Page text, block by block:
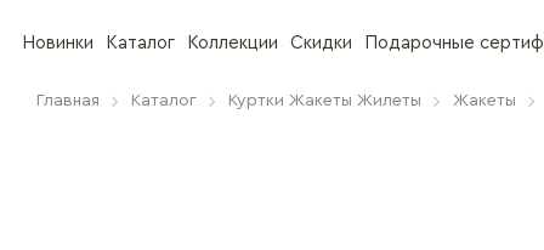
Новинки Каталог Коллекции Скидки Подарочные
Главная Каталог Куртки Жакеты Жилеты Жакеты